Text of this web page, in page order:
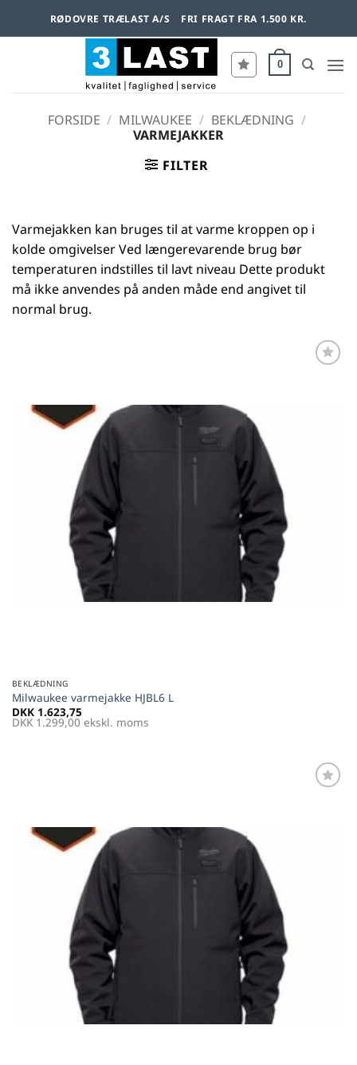
RØDOVRE TRÆLAST A/S FRI FRAGT FRA 1.500 KR.
0
FORSIDE / MILWAUKEE / BEKLÆDNING /
VARMEJAKKER
FILTER
Varmejakken kan bruges til at varme kroppen op i
kolde omgivelser Ved længerevarende brug bør
temperaturen indstilles til lavt niveau Dette produkt
må ikke anvendes på anden måde end angivet til
normal brug.
BEKLÆDNING
Milwaukee varmejakke HJBL6 L
DKK 1.623,75
DKK 1.299,00 ekskl. moms